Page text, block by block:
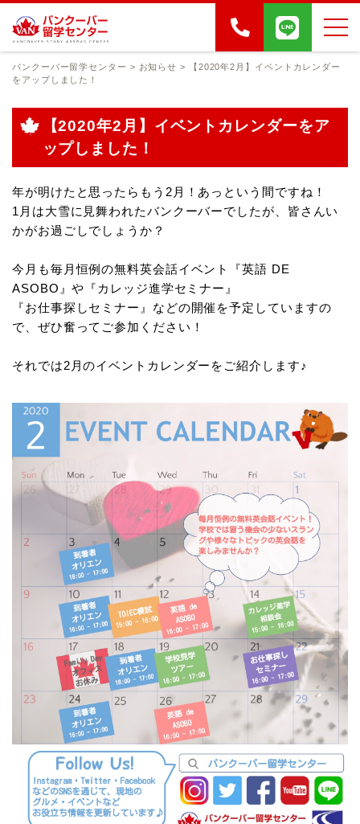
バンクーバー留学センター > お知らせ >
【2020年2月】イベントカレンダー
をアップしました！
【2020年2月】イベントカレンダーをア
ップしました！
年が明けたと思ったらもう2月！あっという間ですね！
1月は大雪に見舞われたバンクーバーでしたが、皆さんい
かがお過ごしでしょうか？
今月も毎月恒例の無料英会話イベント『英語 DE
ASOBO』や『カレッジ進学セミナー』
『お仕事探しセミナー』などの開催を予定していますの
で、ぜひ奮ってご参加ください！
それでは2月のイベントカレンダーをご紹介します♪